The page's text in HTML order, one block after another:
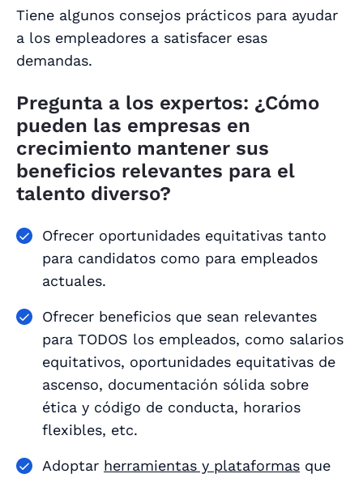
Tiene algunos consejos prácticos para ayudar
a los empleadores a satisfacer esas
demandas.
Pregunta a los expertos: ¿Cómo
pueden las empresas en
crecimiento mantener sus
beneficios relevantes para el
talento diverso?
Ofrecer oportunidades equitativas tanto
para candidatos como para empleados
actuales.
Ofrecer beneficios que sean relevantes
para TODOS los empleados, como salarios
equitativos, oportunidades equitativas de
ascenso, documentación sólida sobre
ética y código de conducta, horarios
flexibles, etc.
Adoptar herramientas y plataformas que